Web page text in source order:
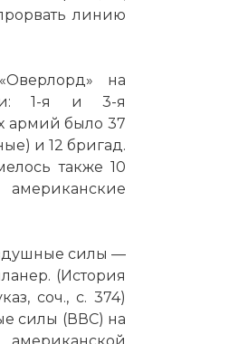
линию
на
1-я и 3-я
армий было 37
и 12 бригад.
также 10
силы —
(История
соч., с. 374)
силы (ВВС) на
солдаты возле
сюр-Мер, Нормандия, июнь